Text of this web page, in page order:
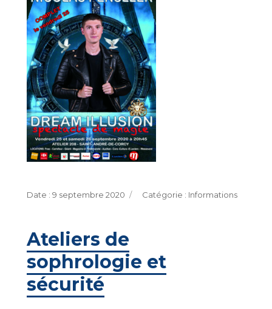
Publié
9 septembre 2020 Catégories
Informations
Ateliers de
sophrologie et
sécurité